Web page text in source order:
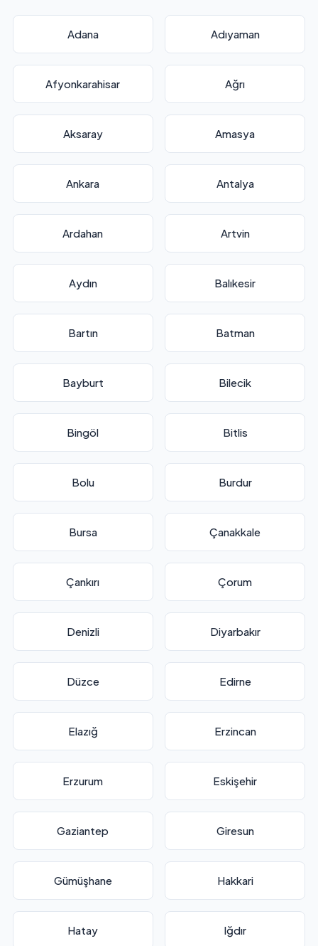
Adana Adıyaman
Afyonkarahisar Ağrı
Aksaray Amasya
Ankara Antalya
Ardahan Artvin
Aydın Balıkesir
Bartın Batman
Bayburt Bilecik
Bingöl Bitlis
Bolu Burdur
Bursa Çanakkale
Çankırı Çorum
Denizli Diyarbakır
Düzce Edirne
Elazığ Erzincan
Erzurum Eskişehir
Gaziantep Giresun
Gümüşhane Hakkari
Hatay Iğdır